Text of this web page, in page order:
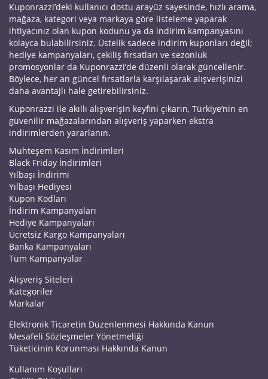
Kuponrazzi’deki kullanıcı dostu arayüz sayesinde, hızlı arama,
mağaza, kategori veya markaya göre listeleme yaparak
ihtiyacınız olan kupon kodunu ya da indirim kampanyasını
kolayca bulabilirsiniz. Üstelik sadece indirim kuponları değil;
hediye kampanyaları, çekiliş fırsatları ve sezonluk
promosyonlar da Kuponrazzi’de düzenli olarak güncellenir.
Böylece, her an güncel fırsatlarla karşılaşarak alışverişinizi
daha avantajlı hale getirebilirsiniz.
Kuponrazzi ile akıllı alışverişin keyfini çıkarın, Türkiye’nin en
güvenilir mağazalarından alışveriş yaparken ekstra
indirimlerden yararlanın.
Muhteşem Kasım İndirimleri
Black Friday İndirimleri
Yılbaşı İndirimi
Yılbaşı Hediyesi
Kupon Kodları
İndirim Kampanyaları
Hediye Kampanyaları
Ücretsiz Kargo Kampanyaları
Banka Kampanyaları
Tüm Kampanyalar
Alışveriş Siteleri
Kategoriler
Markalar
Elektronik Ticaretin Düzenlenmesi Hakkında Kanun
Mesafeli Sözleşmeler Yönetmeliği
Tüketicinin Korunması Hakkında Kanun
Kullanım Koşulları